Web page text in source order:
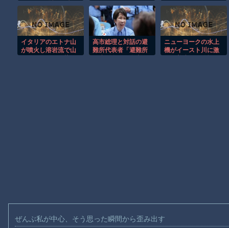
間！！ だろ
イタリアのエトナ山
が噴火し溶岩流で山
高市総理と対話の避
難所代表者「避難所
ニューヨークの水上
機がイースト川に激
ぜんぶ私が中心、そう思った瞬間から歪み出す